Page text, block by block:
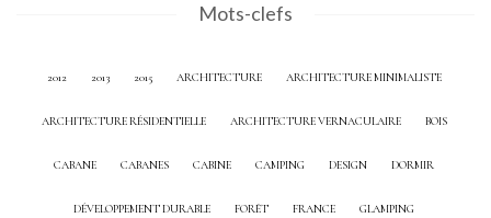
Mots-clefs
2012 2013 2015 ARCHITECTURE ARCHITECTURE MINIMALISTE
ARCHITECTURE RÉSIDENTIELLE ARCHITECTURE VERNACULAIRE BOIS
CABANE CABANES CABINE CAMPING DESIGN DORMIR
DÉVELOPPEMENT DURABLE FORÊT FRANCE GLAMPING